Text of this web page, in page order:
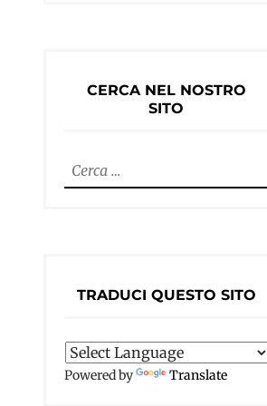
CERCA NEL NOSTRO
SITO
Ricerca
per:
TRADUCI QUESTO SITO
Powered by Translate